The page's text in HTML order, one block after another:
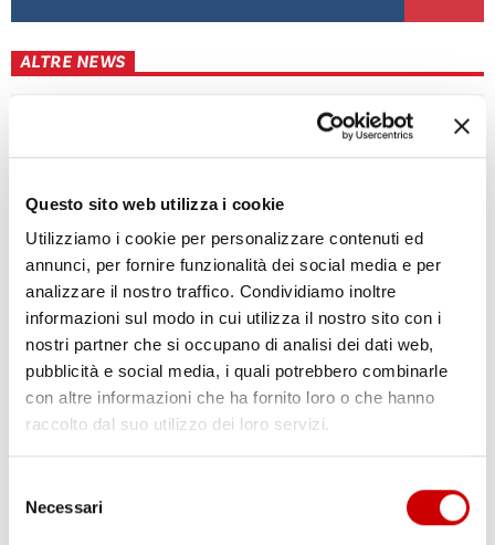
Questo sito web utilizza i cookie
Utilizziamo i cookie per personalizzare contenuti ed
annunci, per fornire funzionalità dei social media e per
analizzare il nostro traffico. Condividiamo inoltre
informazioni sul modo in cui utilizza il nostro sito con i
nostri partner che si occupano di analisi dei dati web,
pubblicità e social media, i quali potrebbero combinarle
con altre informazioni che ha fornito loro o che hanno
raccolto dal suo utilizzo dei loro servizi.
delNecessari
ALTRE NEWS
POZZUOLI: VIA A CANTIERE HUB DI VIA ARTIACO
Leggi l'articolo